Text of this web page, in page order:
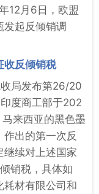
12月6日，欧盟
发起反倾销调
收反倾销税
局发布第26/20
度商工部于202
来西亚的黑色墨
出的第一次反
继续对上述国家
销税，具体如
耗材有限公司和